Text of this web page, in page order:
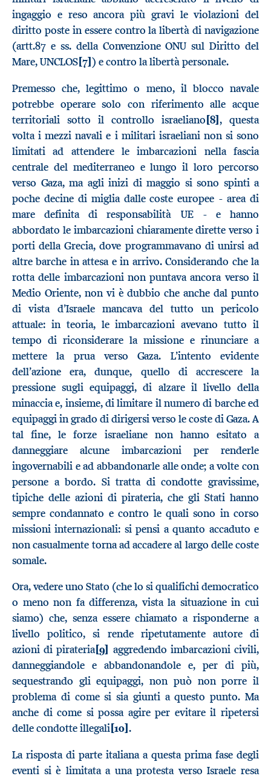
ingaggio e reso ancora più gravi le violazioni del
diritto poste in essere contro la libertà di navigazione
(artt.87 e ss. della Convenzione ONU sul Diritto del
Mare, UNCLOS[7]) e contro la libertà personale.
Premesso che, legittimo o meno, il blocco navale
potrebbe operare solo con riferimento alle acque
territoriali sotto il controllo israeliano[8], questa
volta i mezzi navali e i militari israeliani non si sono
limitati ad attendere le imbarcazioni nella fascia
centrale del mediterraneo e lungo il loro percorso
verso Gaza, ma agli inizi di maggio si sono spinti a
poche decine di miglia dalle coste europee - area di
mare definita di responsabilità UE - e hanno
abbordato le imbarcazioni chiaramente dirette verso i
porti della Grecia, dove programmavano di unirsi ad
altre barche in attesa e in arrivo. Considerando che la
rotta delle imbarcazioni non puntava ancora verso il
Medio Oriente, non vi è dubbio che anche dal punto
di vista d’Israele mancava del tutto un pericolo
attuale: in teoria, le imbarcazioni avevano tutto il
tempo di riconsiderare la missione e rinunciare a
mettere la prua verso Gaza. L’intento evidente
dell’azione era, dunque, quello di accrescere la
pressione sugli equipaggi, di alzare il livello della
minaccia e, insieme, di limitare il numero di barche ed
equipaggi in grado di dirigersi verso le coste di Gaza. A
tal fine, le forze israeliane non hanno esitato a
danneggiare alcune imbarcazioni per renderle
ingovernabili e ad abbandonarle alle onde; a volte con
persone a bordo. Si tratta di condotte gravissime,
tipiche delle azioni di pirateria, che gli Stati hanno
sempre condannato e contro le quali sono in corso
missioni internazionali: si pensi a quanto accaduto e
non casualmente torna ad accadere al largo delle coste
somale.
Ora, vedere uno Stato (che lo si qualifichi democratico
o meno non fa differenza, vista la situazione in cui
siamo) che, senza essere chiamato a risponderne a
livello politico, si rende ripetutamente autore di
azioni di pirateria[9] aggredendo imbarcazioni civili,
danneggiandole e abbandonandole e, per di più,
sequestrando gli equipaggi, non può non porre il
problema di come si sia giunti a questo punto. Ma
anche di come si possa agire per evitare il ripetersi
delle condotte illegali[10].
La risposta di parte italiana a questa prima fase degli
eventi si è limitata a una protesta verso Israele resa